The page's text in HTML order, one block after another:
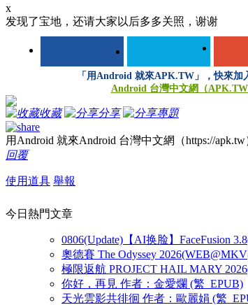
x
发现了宝地，还请大家以后多多关照，谢谢
「用Android 就來APK.TW」，快來加
Android 台灣中文網（APK.TW
收藏 分享 專題
用Android 就來Android 台灣中文網（https://apk.tw
回覆
使用道具 舉報
今日熱門文章
0806(Update)【AI换脸】FaceFusion
奧德賽 The Odyssey
極限返航 PROJECT HAIL MARY
你好，再見 作者：金愛爛 (繁_EPUB)
天光雲影共徘徊 作者：歐麗娟 (繁